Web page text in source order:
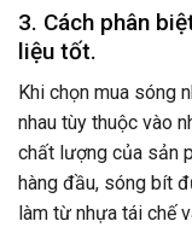
3. Cách phân
liệu tốt.
Khi chọn mua sóng
nhau tùy thuộc vào
chất lượng của sản
hàng đầu, sóng bít
làm từ nhựa tái chế